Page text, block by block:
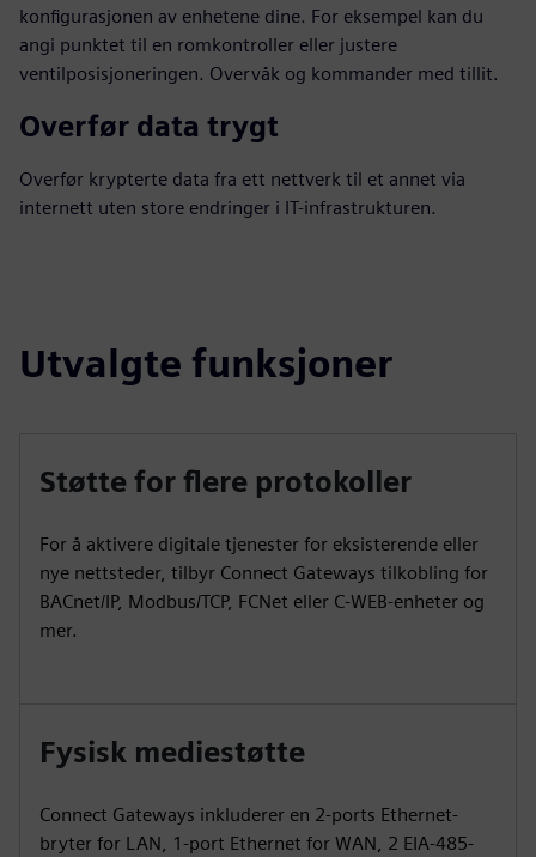
konfigurasjonen av enhetene dine. For eksempel kan du
angi punktet til en romkontroller eller justere
ventilposisjoneringen. Overvåk og kommander med tillit.
Overfør data trygt
Overfør krypterte data fra ett nettverk til et annet via
internett uten store endringer i IT-infrastrukturen.
Utvalgte funksjoner
Støtte for flere protokoller
For å aktivere digitale tjenester for eksisterende eller
nye nettsteder, tilbyr Connect Gateways tilkobling for
BACnet/IP, Modbus/TCP, FCNet eller C-WEB-enheter og
mer.
Fysisk mediestøtte
Connect Gateways inkluderer en 2-ports Ethernet-
bryter for LAN, 1-port Ethernet for WAN, 2 EIA-485-